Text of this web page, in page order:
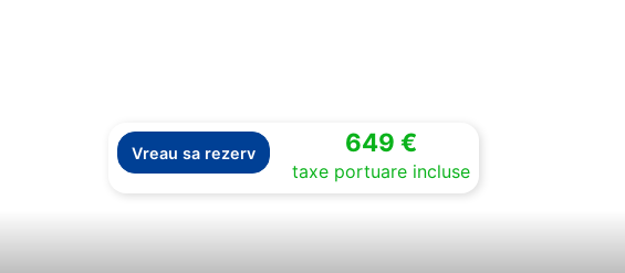
Vreau sa rezerv 649 €
taxe portuare incluse